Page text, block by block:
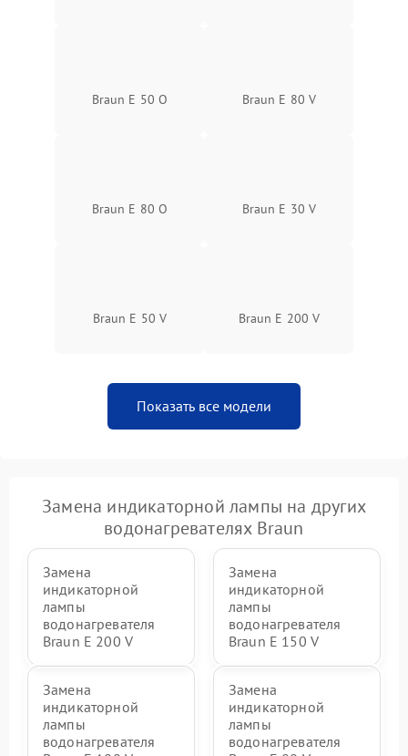
Braun E 50 O Braun E 80 V
Braun E 80 O Braun E 30 V
Braun E 50 V Braun E 200 V
Показать все модели
Замена индикаторной лампы на других
водонагревателях Braun
Замена
индикаторной
лампы
водонагревателя
Braun E 200 V
Замена
индикаторной
лампы
водонагревателя
Braun E 150 V
Замена
индикаторной
лампы
водонагревателя
Замена
индикаторной
лампы
водонагревателя